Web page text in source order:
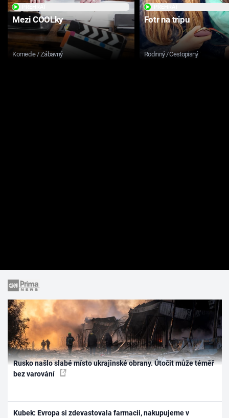
Mezi COOLky
Komedie / Zábavný
Fotr na tripu
Rodinný / Cestopisný
Rusko našlo slabé místo ukrajinské obrany. Útočit může téměř
bez varování
Kubek: Evropa si zdevastovala farmacii, nakupujeme v